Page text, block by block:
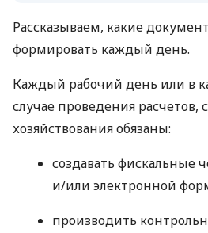
Рассказываем, какие
формировать каждый день.
Каждый рабочий день или в
случае проведения расчетов,
хозяйствования обязаны:
создавать фискальные
и/или электронной
производить